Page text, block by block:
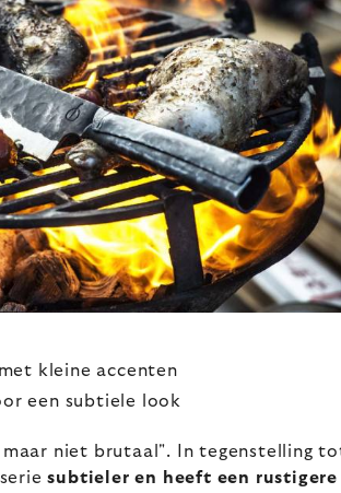
kleine accenten
een subtiele look
maar niet brutaal". In tegenstelling
seriesubtieler en heeft een